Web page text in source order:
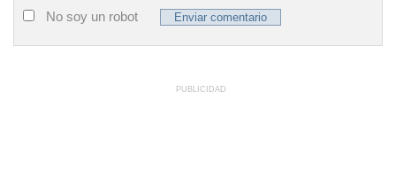
No soy un robot
PUBLICIDAD